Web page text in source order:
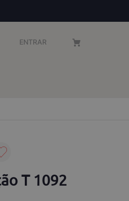
ENTRAR
T 1092